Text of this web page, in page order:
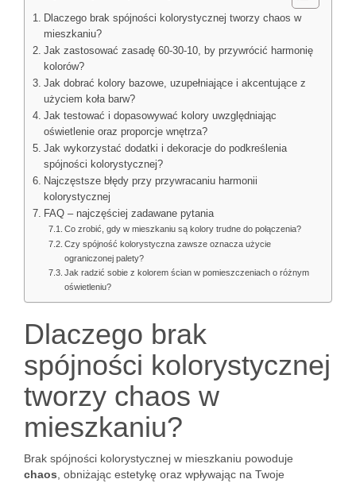
Dlaczego brak spójności kolorystycznej tworzy chaos w
mieszkaniu?
Jak zastosować zasadę 60-30-10, by przywrócić harmonię
kolorów?
Jak dobrać kolory bazowe, uzupełniające i akcentujące z
użyciem koła barw?
Jak testować i dopasowywać kolory uwzględniając
oświetlenie oraz proporcje wnętrza?
Jak wykorzystać dodatki i dekoracje do podkreślenia
spójności kolorystycznej?
Najczęstsze błędy przy przywracaniu harmonii
kolorystycznej
FAQ – najczęściej zadawane pytania
Co zrobić, gdy w mieszkaniu są kolory trudne do połączenia?
Czy spójność kolorystyczna zawsze oznacza użycie
ograniczonej palety?
Jak radzić sobie z kolorem ścian w pomieszczeniach o różnym
oświetleniu?
Dlaczego brak
spójności kolorystycznej
tworzy chaos w
mieszkaniu?
Brak spójności kolorystycznej w mieszkaniu powoduje
chaos , obniżając estetykę oraz wpływając na Twoje